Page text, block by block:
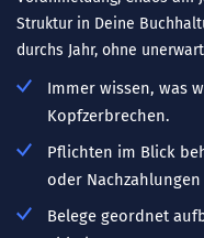
Struktur in Deine
durchs Jahr, ohne
Immer wissen, was
Kopfzerbrechen.
Pflichten im Blick
oder
Belege geordnet